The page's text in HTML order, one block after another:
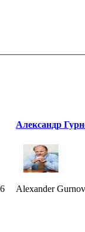
Александр
Alexander